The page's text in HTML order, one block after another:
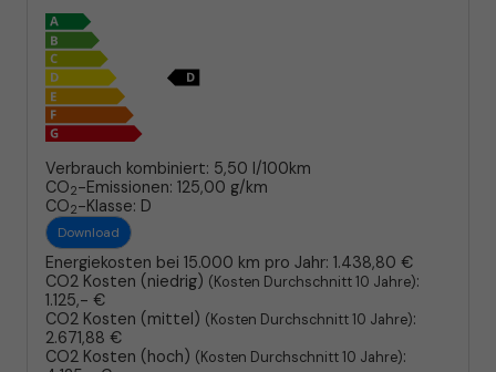
Verbrauch kombiniert: 5,50 l/100km
CO2-Emissionen: 125,00 g/km
CO2-Klasse: D
Download
Energiekosten bei 15.000 km pro Jahr: 1.438,80 €
CO2 Kosten (niedrig) (Kosten Durchschnitt 10 Jahre):
1.125,- €
CO2 Kosten (mittel) (Kosten Durchschnitt 10 Jahre):
2.671,88 €
CO2 Kosten (hoch) (Kosten Durchschnitt 10 Jahre):